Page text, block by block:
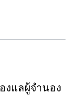
แลผู้จำนอง